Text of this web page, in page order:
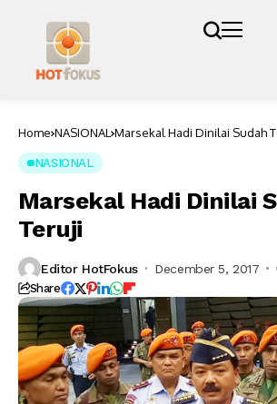
Home NASIONAL Marsekal Hadi Dinilai Sudah
NASIONAL
Marsekal Hadi Dinilai
Teruji
Editor HotFokus December 5, 2017
Share